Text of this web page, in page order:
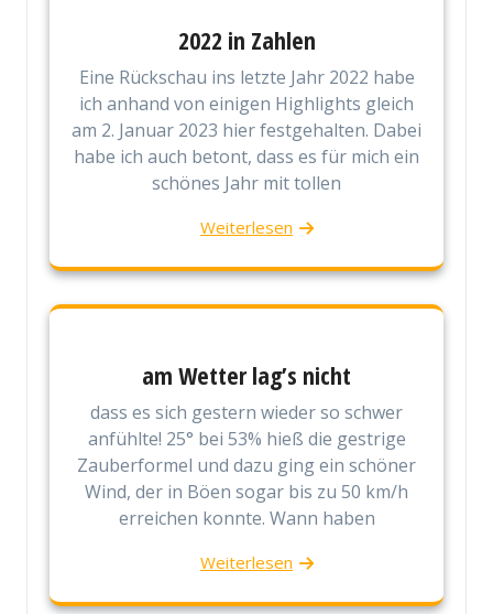
2022 in Zahlen
Eine Rückschau ins letzte Jahr 2022 habe
ich anhand von einigen Highlights gleich
am 2. Januar 2023 hier festgehalten. Dabei
habe ich auch betont, dass es für mich ein
schönes Jahr mit tollen
Weiterlesen
am Wetter lag’s nicht
dass es sich gestern wieder so schwer
anfühlte! 25° bei 53% hieß die gestrige
Zauberformel und dazu ging ein schöner
Wind, der in Böen sogar bis zu 50 km/h
erreichen konnte. Wann haben
Weiterlesen